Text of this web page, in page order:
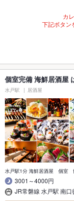
カ
下記ボタン
個室完備 海鮮居酒屋
水戸駅 居酒屋
水戸駅1分 海鮮居酒屋 個室
3001～4000円
JR常磐線 水戸駅 南